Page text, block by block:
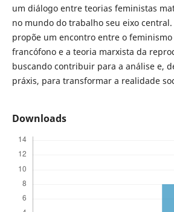
um diálogo entre teorias feministas
no mundo do trabalho seu eixo
propõe um encontro entre o
francófono e a teoria marxista da
buscando contribuir para a análise e,
práxis, para transformar a realidade
Downloads